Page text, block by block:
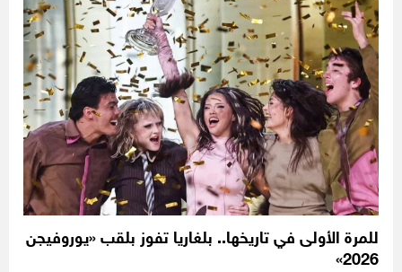
للمرة الأولى في تاريخها.. بلغاريا تفوز بلقب «يوروفيجن
2026»